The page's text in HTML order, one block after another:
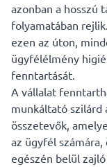
azonban a hosszú
folyamatában
ezen az úton,
ügyfélélmény
fenntartását.
A vállalat
munkáltató szilárd
összetevők,
az ügyfél
egészén belül